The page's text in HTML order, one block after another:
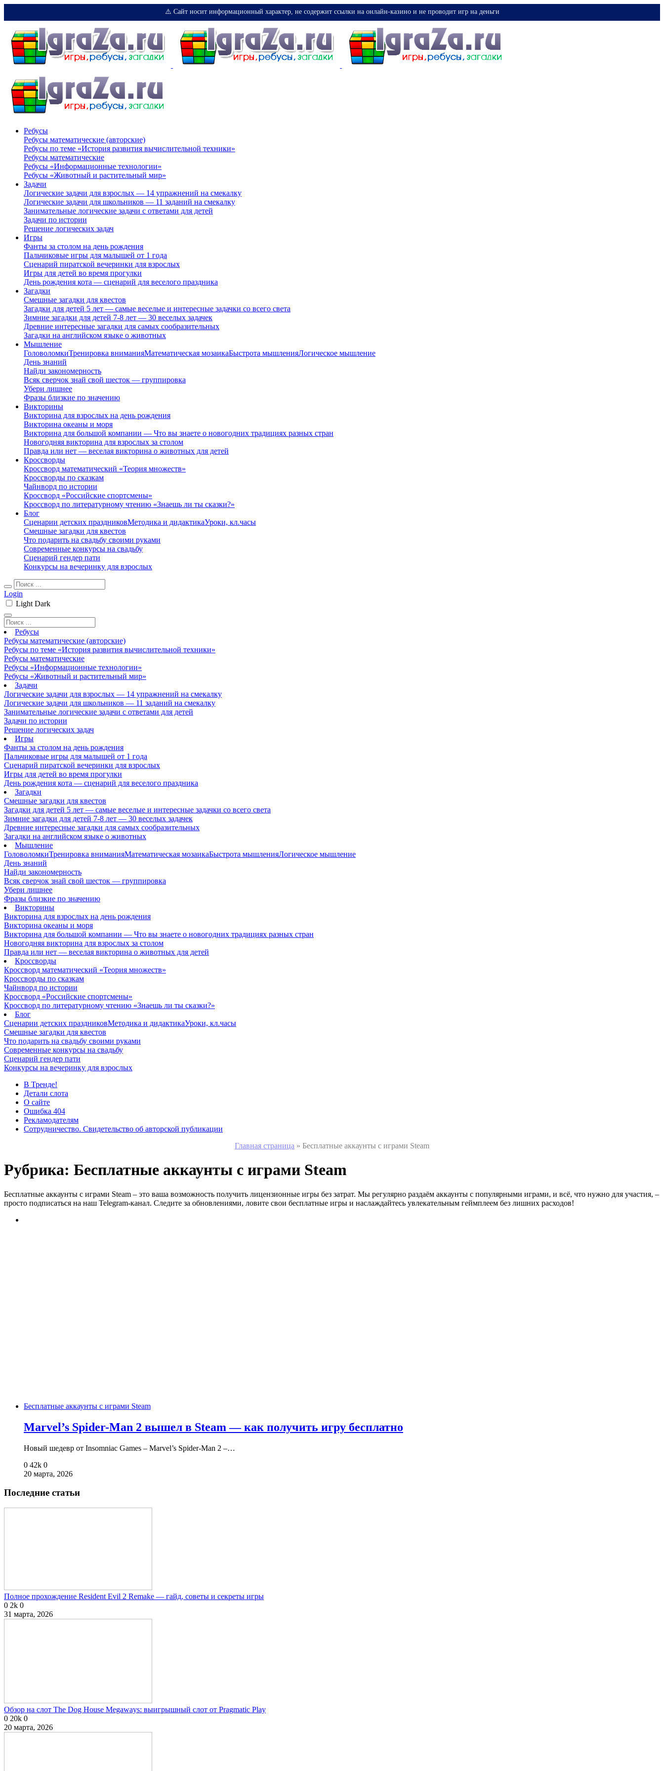
⚠️ Сайт носит информационный характер, не содержит ссылки на онлайн-казино и не проводит игр на деньги
Ребусы
Ребусы математические (авторские)
Ребусы по теме «История развития вычислительной техники»
Ребусы математические
Ребусы «Информационные технологии»
Ребусы «Животный и растительный мир»
Задачи
Логические задачи для взрослых — 14 упражнений на смекалку
Логические задачи для школьников — 11 заданий на смекалку
Занимательные логические задачи с ответами для детей
Задачи по истории
Решение логических задач
Игры
Фанты за столом на день рождения
Пальчиковые игры для малышей от 1 года
Сценарий пиратской вечеринки для взрослых
Игры для детей во время прогулки
День рождения кота — сценарий для веселого праздника
Загадки
Смешные загадки для квестов
Загадки для детей 5 лет — самые веселые и интересные задачки со всего света
Зимние загадки для детей 7-8 лет — 30 веселых задачек
Древние интересные загадки для самых сообразительных
Загадки на английском языке о животных
Мышление
ГоловоломкиТренировка вниманияМатематическая мозаикаБыстрота мышленияЛогическое мышление
День знаний
Найди закономерность
Всяк сверчок знай свой шесток — группировка
Убери лишнее
Фразы близкие по значению
Викторины
Викторина для взрослых на день рождения
Викторина океаны и моря
Викторина для большой компании — Что вы знаете о новогодних традициях разных стран
Новогодняя викторина для взрослых за столом
Правда или нет — веселая викторина о животных для детей
Кроссворды
Кроссворд математический «Теория множеств»
Кроссворды по сказкам
Чайнворд по истории
Кроссворд «Российские спортсмены»
Кроссворд по литературному чтению «Знаешь ли ты сказки?»
Блог
Сценарии детских праздниковМетодика и дидактикаУроки, кл.часы
Смешные загадки для квестов
Что подарить на свадьбу своими руками
Современные конкурсы на свадьбу
Сценарий гендер пати
Конкурсы на вечеринку для взрослых
Login
Light Dark
Ребусы
Ребусы математические (авторские)
Ребусы по теме «История развития вычислительной техники»
Ребусы математические
Ребусы «Информационные технологии»
Ребусы «Животный и растительный мир»
Задачи
Логические задачи для взрослых — 14 упражнений на смекалку
Логические задачи для школьников — 11 заданий на смекалку
Занимательные логические задачи с ответами для детей
Задачи по истории
Решение логических задач
Игры
Фанты за столом на день рождения
Пальчиковые игры для малышей от 1 года
Сценарий пиратской вечеринки для взрослых
Игры для детей во время прогулки
День рождения кота — сценарий для веселого праздника
Загадки
Смешные загадки для квестов
Загадки для детей 5 лет — самые веселые и интересные задачки со всего света
Зимние загадки для детей 7-8 лет — 30 веселых задачек
Древние интересные загадки для самых сообразительных
Загадки на английском языке о животных
Мышление
ГоловоломкиТренировка вниманияМатематическая мозаикаБыстрота мышленияЛогическое мышление
День знаний
Найди закономерность
Всяк сверчок знай свой шесток — группировка
Убери лишнее
Фразы близкие по значению
Викторины
Викторина для взрослых на день рождения
Викторина океаны и моря
Викторина для большой компании — Что вы знаете о новогодних традициях разных стран
Новогодняя викторина для взрослых за столом
Правда или нет — веселая викторина о животных для детей
Кроссворды
Кроссворд математический «Теория множеств»
Кроссворды по сказкам
Чайнворд по истории
Кроссворд «Российские спортсмены»
Кроссворд по литературному чтению «Знаешь ли ты сказки?»
Блог
Сценарии детских праздниковМетодика и дидактикаУроки, кл.часы
Смешные загадки для квестов
Что подарить на свадьбу своими руками
Современные конкурсы на свадьбу
Сценарий гендер пати
Конкурсы на вечеринку для взрослых
В Тренде!
Детали слота
О сайте
Ошибка 404
Рекламодателям
Сотрудничество. Свидетельство об авторской публикации
Главная страница » Бесплатные аккаунты с играми Steam
Рубрика: Бесплатные аккаунты с играми Steam
Бесплатные аккаунты с играми Steam – это ваша возможность получить лицензионные игры без затрат. Мы регулярно раздаём аккаунты с популярными играми, и всё, что нужно для участия, –
просто подписаться на наш Telegram-канал. Следите за обновлениями, ловите свои бесплатные игры и наслаждайтесь увлекательным геймплеем без лишних расходов!
Бесплатные аккаунты с играми Steam
Marvel’s Spider-Man 2 вышел в Steam — как получить игру бесплатно
Новый шедевр от Insomniac Games – Marvel’s Spider-Man 2 –…
0 42k 0
20 марта, 2026
Последние статьи
Полное прохождение Resident Evil 2 Remake — гайд, советы и секреты игры
0 2k 0
31 марта, 2026
Обзор на слот The Dog House Megaways: выигрышный слот от Pragmatic Play
0 20k 0
20 марта, 2026